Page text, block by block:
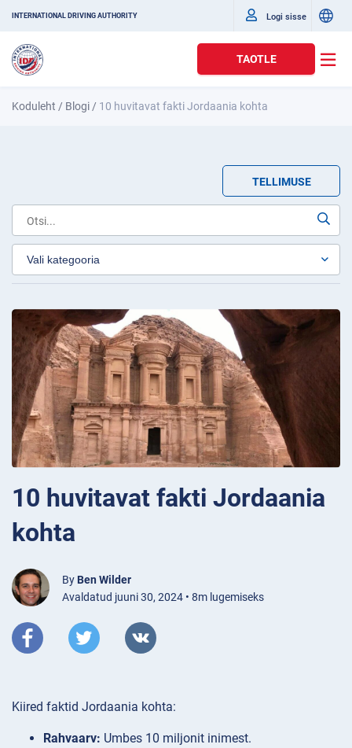
INTERNATIONAL DRIVING AUTHORITY Logi sisse
TAOTLE
Koduleht / Blogi / 10 huvitavat fakti Jordaania kohta
TELLIMUSE
10 huvitavat fakti Jordaania
kohta
By Ben Wilder
Avaldatud juuni 30, 2024 • 8m lugemiseks
Kiired faktid Jordaania kohta:
Rahvaarv: Umbes 10 miljonit inimest.